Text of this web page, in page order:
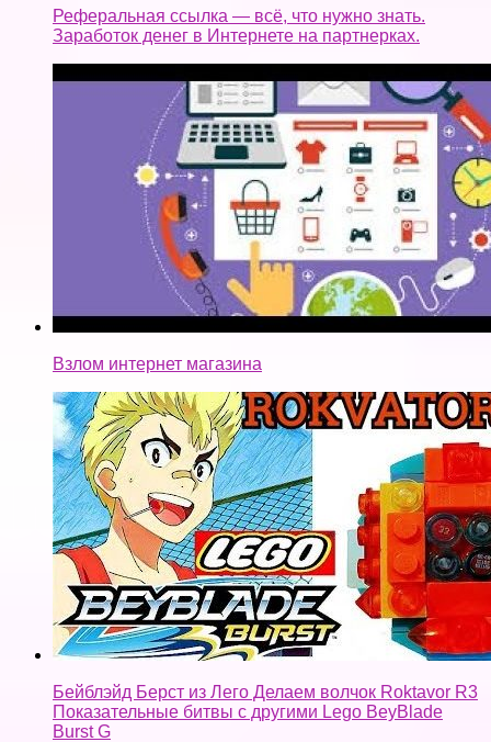
Реферальная ссылка — всё, что нужно знать.
Заработок денег в Интернете на партнерках.
Взлом интернет магазина
Бейблэйд Берст из Лего Делаем волчок Roktavor R3
Показательные битвы с другими Lego BeyBlade
Burst G